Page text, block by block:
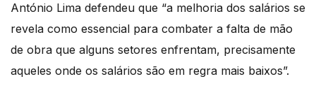
António Lima defendeu que “a melhoria dos salários se
revela como essencial para combater a falta de mão
de obra que alguns setores enfrentam, precisamente
aqueles onde os salários são em regra mais baixos”.